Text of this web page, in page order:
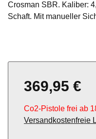
Crosman SBR. Kaliber:
Schaft. Mit manueller
369,95 €
Co2-Pistole frei ab
Versandkostenfreie